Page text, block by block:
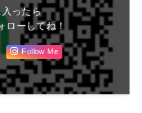
ったら
ーしてね！
Follow Me